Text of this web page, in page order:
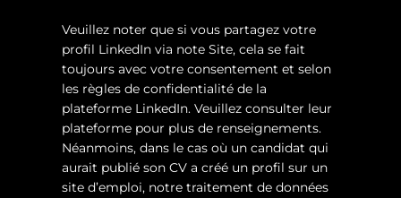
Veuillez noter que si vous partagez votre
profil LinkedIn via note Site, cela se fait
toujours avec votre consentement et selon
les règles de confidentialité de la
plateforme LinkedIn. Veuillez consulter leur
plateforme pour plus de renseignements.
Néanmoins, dans le cas où un candidat qui
aurait publié son CV a créé un profil sur un
site d’emploi, notre traitement de données